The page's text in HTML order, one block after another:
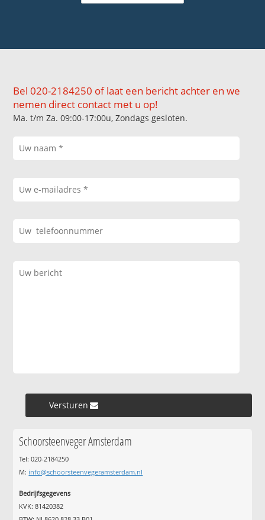
Bel 020-2184250 of laat een bericht achter en we
nemen direct contact met u op!
Ma. t/m Za. 09:00-17:00u, Zondags gesloten.
Versturen »
Schoorsteenveger Amsterdam
Tel: 020-2184250
M: info@schoorsteenvegeramsterdam.nl
Bedrijfsgegevens
KVK: 81420382